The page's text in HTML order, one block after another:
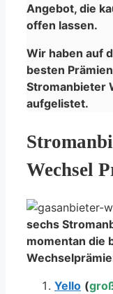
Angebot, die
offen lassen.
Wir haben auf
besten
Stromanbieter
aufgelistet.
Wechsel
sechs
momentan die
Yello (